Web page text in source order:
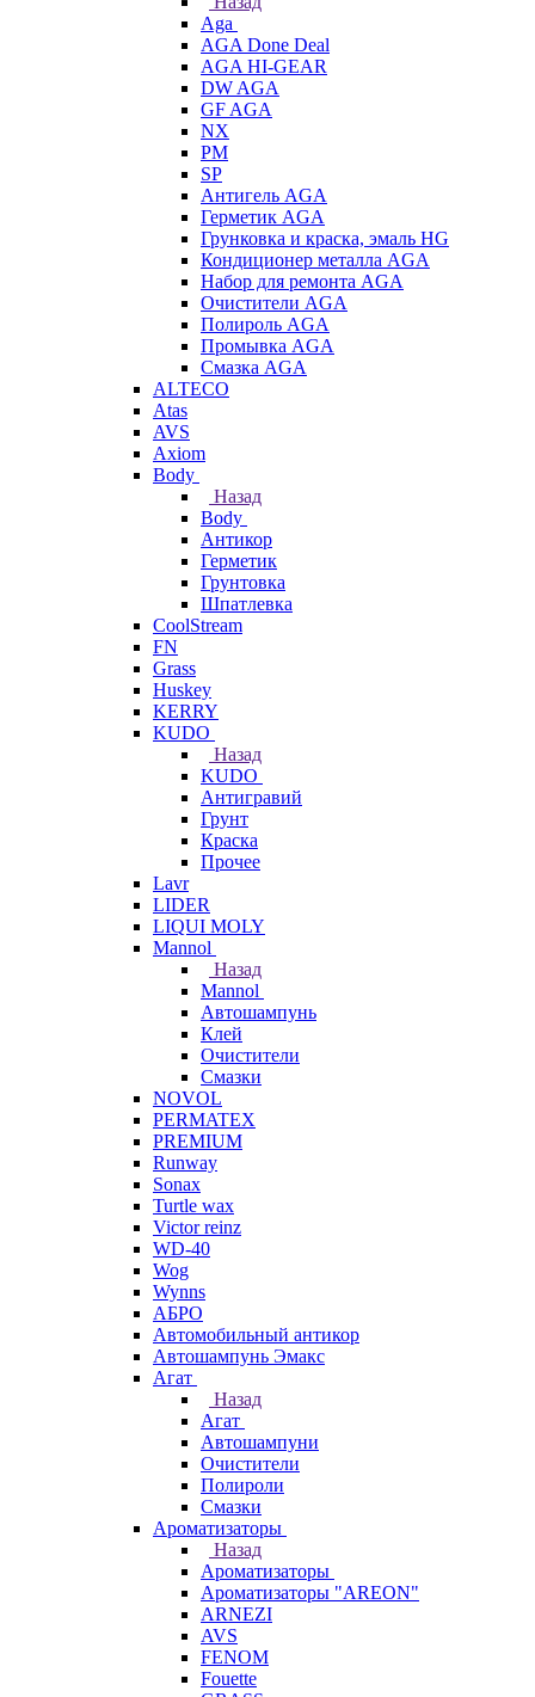
Aga
AGA Done Deal
AGA HI-GEAR
DW AGA
GF AGA
NX
PM
SP
Антигель AGA
Герметик AGA
Грунковка и краска, эмаль HG
Кондиционер металла AGA
Набор для ремонта AGA
Очистители AGA
Полироль AGA
Промывка AGA
Смазка AGA
ALTECO
Atas
AVS
Axiom
Body
Назад
Body
Антикор
Герметик
Грунтовка
Шпатлевка
CoolStream
FN
Grass
Huskey
KERRY
KUDO
Назад
KUDO
Антигравий
Грунт
Краска
Прочее
Lavr
LIDER
LIQUI MOLY
Mannol
Назад
Mannol
Автошампунь
Клей
Очистители
Смазки
NOVOL
PERMATEX
PREMIUM
Runway
Sonax
Turtle wax
Victor reinz
WD-40
Wog
Wynns
АБРО
Автомобильный антикор
Автошампунь Эмакс
Агат
Назад
Агат
Автошампуни
Очистители
Полироли
Смазки
Ароматизаторы
Назад
Ароматизаторы
Ароматизаторы "AREON"
ARNEZI
AVS
FENOM
Fouette